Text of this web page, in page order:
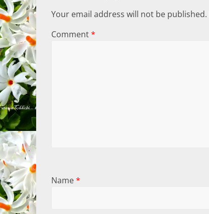
Your email address will not be published.
Comment*
Name*